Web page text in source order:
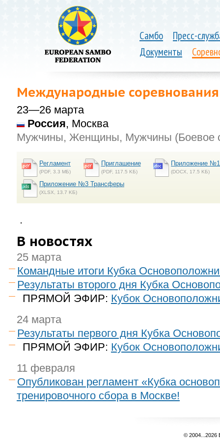
Самбо
Пресс-
Документы
Международные
23—26 марта
Россия, Москва
Мужчины, Женщины, Мужчины (Боевое
Регламент
(PDF, 3.3 MБ)
Приглашение
(PDF, 117.5 KБ)
Приложение №1
(DOCX, 17.5 KБ)
Приложение №3 Трансферы
(XLSX, 13.7 KБ)
.
В новостях
25 марта
Командные итоги Кубка
Результаты второго дня Кубка
ПРЯМОЙ ЭФИР: Кубок
24 марта
Результаты первого дня Кубка
ПРЯМОЙ ЭФИР: Кубок
11 февраля
Опубликован регламент «Кубка
тренировочного сбора в Москве!
© 2004...2026